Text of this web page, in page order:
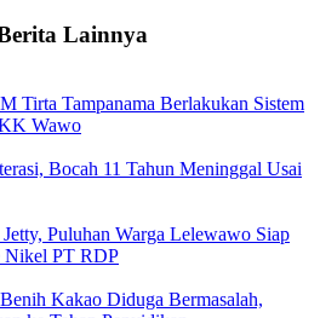
Lainnya
Tirta Tampanama Berlakukan Sistem
Wawo
Bocah 11 Tahun Meninggal Usai
Puluhan Warga Lelewawo Siap
Nikel PT RDP
Kakao Diduga Bermasalah,